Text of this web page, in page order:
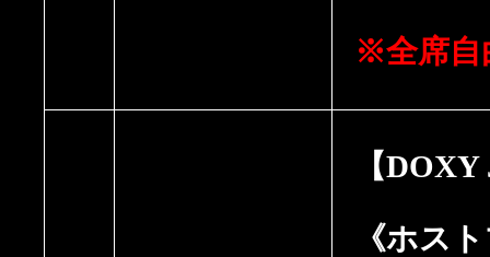
※全席自
【DOXY
《ホス